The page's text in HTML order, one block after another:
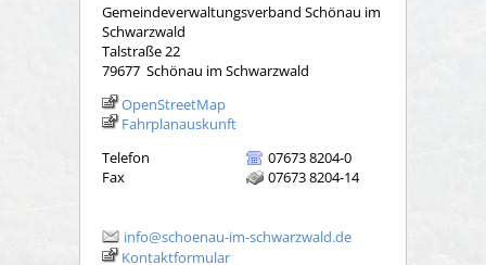
Gemeindeverwaltungsverband Schönau im
Schwarzwald
Talstraße 22
79677 Schönau im Schwarzwald
OpenStreetMap
Fahrplanauskunft
Telefon
07673 8204-0
Fax
07673 8204-14
info@schoenau-im-schwarzwald.de
Kontaktformular